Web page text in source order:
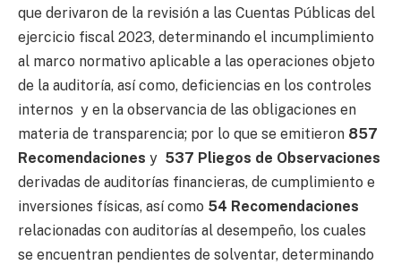
que derivaron de la revisión a las Cuentas Públicas del
ejercicio fiscal 2023, determinando el incumplimiento
al marco normativo aplicable a las operaciones objeto
de la auditoría, así como, deficiencias en los controles
internos y en la observancia de las obligaciones en
materia de transparencia; por lo que se emitieron 857
Recomendaciones y 537 Pliegos de Observaciones
derivadas de auditorías financieras, de cumplimiento e
inversiones físicas, así como 54 Recomendaciones
relacionadas con auditorías al desempeño, los cuales
se encuentran pendientes de solventar, determinando